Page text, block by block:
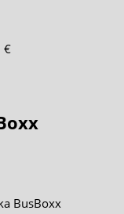
€
BusBoxx